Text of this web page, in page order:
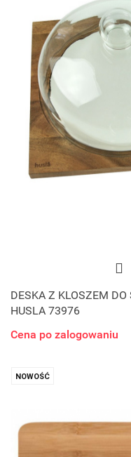
DESKA Z KLOSZEM DO
HUSLA 73976
Cena po zalogowaniu
NOWOŚĆ